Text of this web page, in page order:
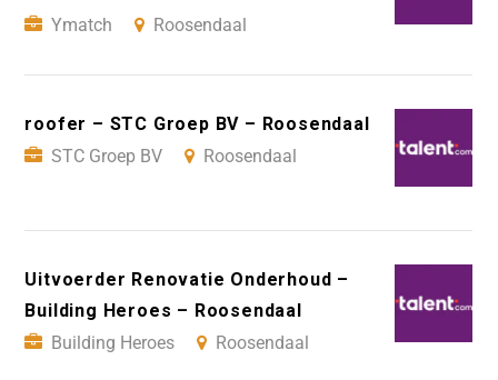
Ymatch
Roosendaal
roofer – STC Groep BV – Roosendaal
STC Groep BV
Roosendaal
Uitvoerder Renovatie Onderhoud –
Building Heroes – Roosendaal
Building Heroes
Roosendaal